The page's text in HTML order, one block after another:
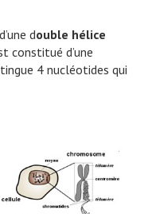
double hélice
constitué d’une
4 nucléotides qui